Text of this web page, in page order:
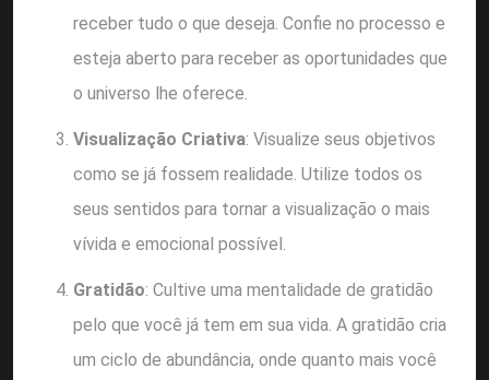
receber tudo o que deseja. Confie no processo e
esteja aberto para receber as oportunidades que
o universo lhe oferece.
Visualização Criativa: Visualize seus objetivos
como se já fossem realidade. Utilize todos os
seus sentidos para tornar a visualização o mais
vívida e emocional possível.
Gratidão: Cultive uma mentalidade de gratidão
pelo que você já tem em sua vida. A gratidão cria
um ciclo de abundância, onde quanto mais você